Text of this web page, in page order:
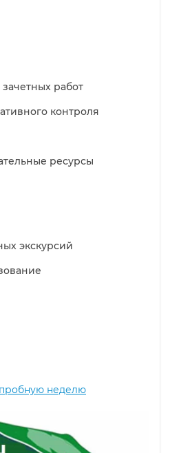
работ
контроля
ресурсы
экскурсий
неделю